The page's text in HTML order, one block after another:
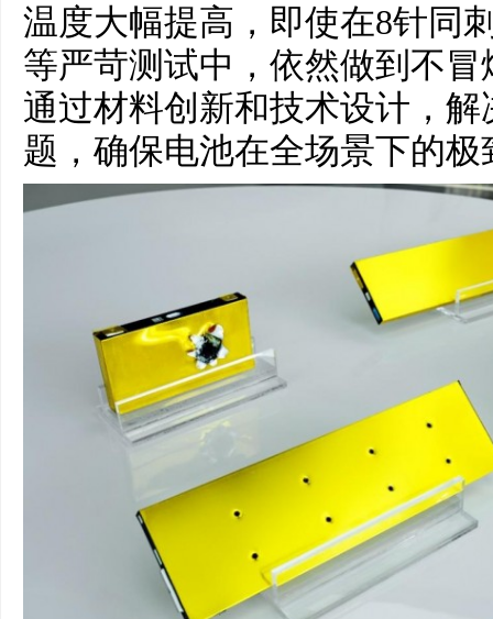
温度大幅提高，即使在8针同
等严苛测试中，依然做到不
通过材料创新和技术设计，
题，确保电池在全场景下的极